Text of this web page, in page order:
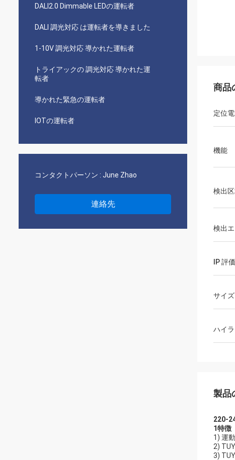
DALI2.0 Dimmable LEDの運転者
DALI 調光対応 は運転者を導きました
1-10V 調光対応 導かれた運転者
トライアックの 調光対応 導かれた運
転者
導かれた緊急の運転者
IOTの運転者
コンタクトパーソン : June Zhao
連絡先
商品
定位
機能
検出
検出
IP 評価
サイ
ハイ
製品
220-
1特徴
1) 運
2)
3)